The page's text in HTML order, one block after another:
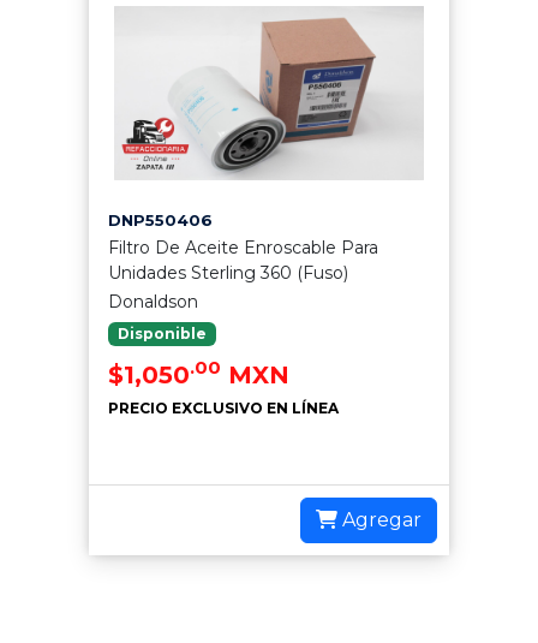
DNP550406
Filtro De Aceite Enroscable Para
Unidades Sterling 360 (Fuso)
Donaldson
Disponible
$1,050.00 MXN
PRECIO EXCLUSIVO EN LÍNEA
Agregar